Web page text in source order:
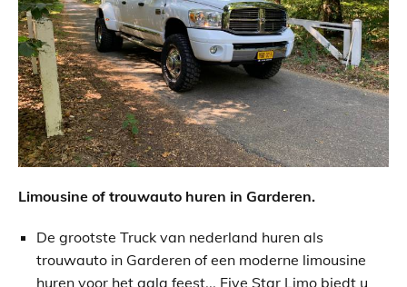
Limousine of trouwauto huren in Garderen.
De grootste Truck van nederland huren als
trouwauto in Garderen of een moderne limousine
huren voor het gala feest... Five Star Limo biedt u